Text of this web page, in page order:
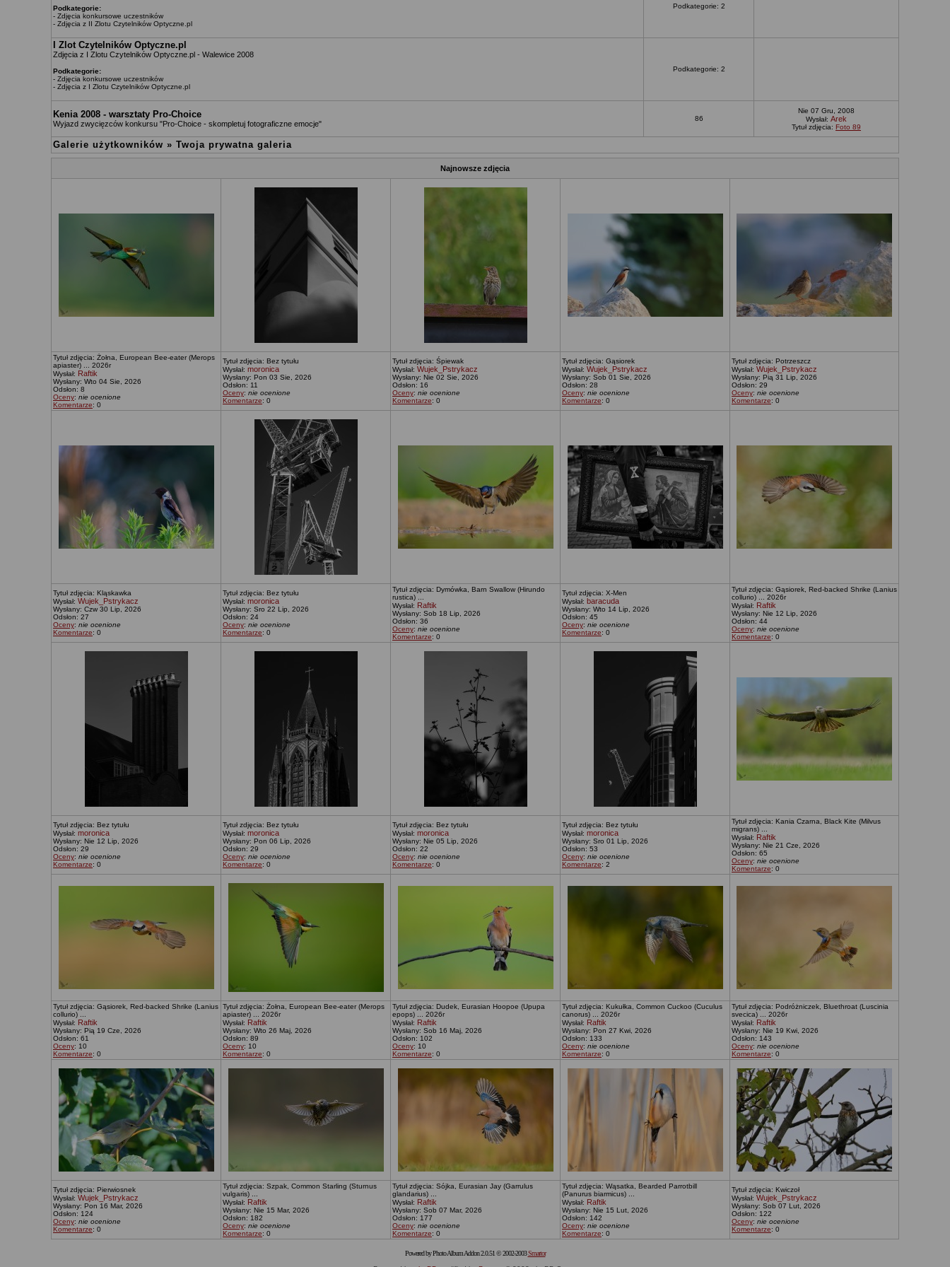
Podkategorie:
- Zdjęcia konkursowe uczestników
- Zdjęcia z II Zlotu Czytelników Optyczne.pl
Podkategorie: 2
I Zlot Czytelników Optyczne.pl
Zdjęcia z I Zlotu Czytelników Optyczne.pl - Walewice 2008
Podkategorie:
- Zdjęcia konkursowe uczestników
- Zdjęcia z I Zlotu Czytelników Optyczne.pl
Podkategorie: 2
Kenia 2008 - warsztaty Pro-Choice
Wyjazd zwycięzców konkursu "Pro-Choice - skompletuj fotograficzne emocje"
86
Nie 07 Gru, 2008
Wysłał: Arek
Tytuł zdjęcia: Foto 89
Galerie użytkowników » Twoja prywatna galeria
Najnowsze zdjęcia
Tytuł zdjęcia: Żołna, European Bee-eater (Merops
apiaster) ... 2026r
Wysłał: Raftik
Wysłany: Wto 04 Sie, 2026
Odsłon: 8
Oceny: nie ocenione
Komentarze: 0
Tytuł zdjęcia: Bez tytułu
Wysłał: moronica
Wysłany: Pon 03 Sie, 2026
Odsłon: 11
Oceny: nie ocenione
Komentarze: 0
Tytuł zdjęcia: Śpiewak
Wysłał: Wujek_Pstrykacz
Wysłany: Nie 02 Sie, 2026
Odsłon: 16
Oceny: nie ocenione
Komentarze: 0
Tytuł zdjęcia: Gąsiorek
Wysłał: Wujek_Pstrykacz
Wysłany: Sob 01 Sie, 2026
Odsłon: 28
Oceny: nie ocenione
Komentarze: 0
Tytuł zdjęcia: Potrzeszcz
Wysłał: Wujek_Pstrykacz
Wysłany: Pią 31 Lip, 2026
Odsłon: 29
Oceny: nie ocenione
Komentarze: 0
Tytuł zdjęcia: Kląskawka
Wysłał: Wujek_Pstrykacz
Wysłany: Czw 30 Lip, 2026
Odsłon: 27
Oceny: nie ocenione
Komentarze: 0
Tytuł zdjęcia: Bez tytułu
Wysłał: moronica
Wysłany: Sro 22 Lip, 2026
Odsłon: 24
Oceny: nie ocenione
Komentarze: 0
Tytuł zdjęcia: Dymówka, Barn Swallow (Hirundo
rustica) ...
Wysłał: Raftik
Wysłany: Sob 18 Lip, 2026
Odsłon: 36
Oceny: nie ocenione
Komentarze: 0
Tytuł zdjęcia: X-Men
Wysłał: baracuda
Wysłany: Wto 14 Lip, 2026
Odsłon: 45
Oceny: nie ocenione
Komentarze: 0
Tytuł zdjęcia: Gąsiorek, Red-backed Shrike (Lanius
collurio) ... 2026r
Wysłał: Raftik
Wysłany: Nie 12 Lip, 2026
Odsłon: 44
Oceny: nie ocenione
Komentarze: 0
Tytuł zdjęcia: Bez tytułu
Wysłał: moronica
Wysłany: Nie 12 Lip, 2026
Odsłon: 29
Oceny: nie ocenione
Komentarze: 0
Tytuł zdjęcia: Bez tytułu
Wysłał: moronica
Wysłany: Pon 06 Lip, 2026
Odsłon: 29
Oceny: nie ocenione
Komentarze: 0
Tytuł zdjęcia: Bez tytułu
Wysłał: moronica
Wysłany: Nie 05 Lip, 2026
Odsłon: 22
Oceny: nie ocenione
Komentarze: 0
Tytuł zdjęcia: Bez tytułu
Wysłał: moronica
Wysłany: Sro 01 Lip, 2026
Odsłon: 53
Oceny: nie ocenione
Komentarze: 2
Tytuł zdjęcia: Kania Czarna, Black Kite (Milvus
migrans) ...
Wysłał: Raftik
Wysłany: Nie 21 Cze, 2026
Odsłon: 65
Oceny: nie ocenione
Komentarze: 0
Tytuł zdjęcia: Gąsiorek, Red-backed Shrike (Lanius
collurio) ...
Wysłał: Raftik
Wysłany: Pią 19 Cze, 2026
Odsłon: 61
Oceny: 10
Komentarze: 0
Tytuł zdjęcia: Żołna, European Bee-eater (Merops
apiaster) ... 2026r
Wysłał: Raftik
Wysłany: Wto 26 Maj, 2026
Odsłon: 89
Oceny: 10
Komentarze: 0
Tytuł zdjęcia: Dudek, Eurasian Hoopoe (Upupa
epops) ... 2026r
Wysłał: Raftik
Wysłany: Sob 16 Maj, 2026
Odsłon: 102
Oceny: 10
Komentarze: 0
Tytuł zdjęcia: Kukułka, Common Cuckoo (Cuculus
canorus) ... 2026r
Wysłał: Raftik
Wysłany: Pon 27 Kwi, 2026
Odsłon: 133
Oceny: nie ocenione
Komentarze: 0
Tytuł zdjęcia: Podróżniczek, Bluethroat (Luscinia
svecica) ... 2026r
Wysłał: Raftik
Wysłany: Nie 19 Kwi, 2026
Odsłon: 143
Oceny: nie ocenione
Komentarze: 0
Tytuł zdjęcia: Pierwiosnek
Wysłał: Wujek_Pstrykacz
Wysłany: Pon 16 Mar, 2026
Odsłon: 124
Oceny: nie ocenione
Komentarze: 0
Tytuł zdjęcia: Szpak, Common Starling (Sturnus
vulgaris) ...
Wysłał: Raftik
Wysłany: Nie 15 Mar, 2026
Odsłon: 182
Oceny: nie ocenione
Komentarze: 0
Tytuł zdjęcia: Sójka, Eurasian Jay (Garrulus
glandarius) ...
Wysłał: Raftik
Wysłany: Sob 07 Mar, 2026
Odsłon: 177
Oceny: nie ocenione
Komentarze: 0
Tytuł zdjęcia: Wąsatka, Bearded Parrotbill
(Panurus biarmicus) ...
Wysłał: Raftik
Wysłany: Nie 15 Lut, 2026
Odsłon: 142
Oceny: nie ocenione
Komentarze: 0
Tytuł zdjęcia: Kwiczoł
Wysłał: Wujek_Pstrykacz
Wysłany: Sob 07 Lut, 2026
Odsłon: 122
Oceny: nie ocenione
Komentarze: 0
Powered by Photo Album Addon 2.0.51 © 2002-2003Smartor